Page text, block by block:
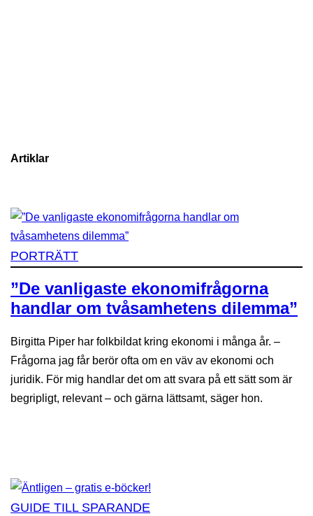
Artiklar
PORTRÄTT
”De vanligaste ekonomifrågorna
handlar om tvåsamhetens dilemma”
Birgitta Piper har folkbildat kring ekonomi i många år. –
Frågorna jag får berör ofta om en väv av ekonomi och
juridik. För mig handlar det om att svara på ett sätt som är
begripligt, relevant – och gärna lättsamt, säger hon.
GUIDE TILL SPARANDE